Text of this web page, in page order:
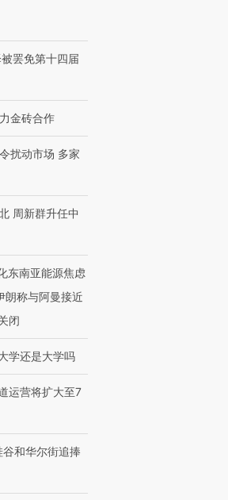
走私7万
育部长拱下台
式·第三对
住三大增长引擎是什么？
罢免第十四届
金砖合作
扰动市场 多家
周新群升任中
东南亚能源焦虑
朗称与阿曼接近
闭
学还是大学吗
运营将扩大至7
和华尔街追捧